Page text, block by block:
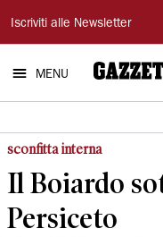
Gazzetta
di
Modena
Iscriviti alle Newsletter
MENU
sconfitta interna
Il Boiardo
Persiceto